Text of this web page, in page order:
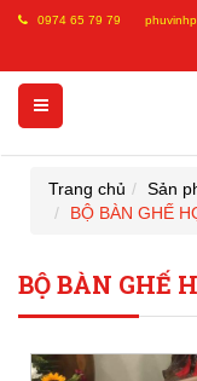
0974 65 79 79
Trang chủ Sản
BỘ BÀN GHẾ
BỘ BÀN GHẾ